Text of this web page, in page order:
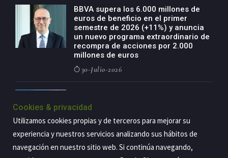
BBVA supera los 6.000 millones de
euros de beneficio en el primer
semestre de 2026 (+11%) y anuncia
un nuevo programa extraordinario de
recompra de acciones por 2.000
millones de euros
30-Julio-2026
negocio agro con un modelo global
de especialización presente en siete
países
29-Julio-2026
Cookies & privacidad
Utilizamos cookies propias y de terceros para mejorar su
experiencia y nuestros servicios analizando sus hábitos de
navegación en nuestro sitio web. Si continúa navegando,